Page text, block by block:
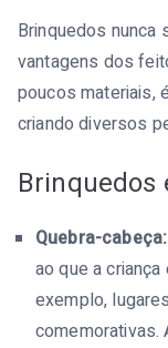
Brinquedos nunca
vantagens dos
poucos materiais,
criando diversos
Brinquedos
Quebra-cabeça:
ao que a
exemplo,
comemorativas.